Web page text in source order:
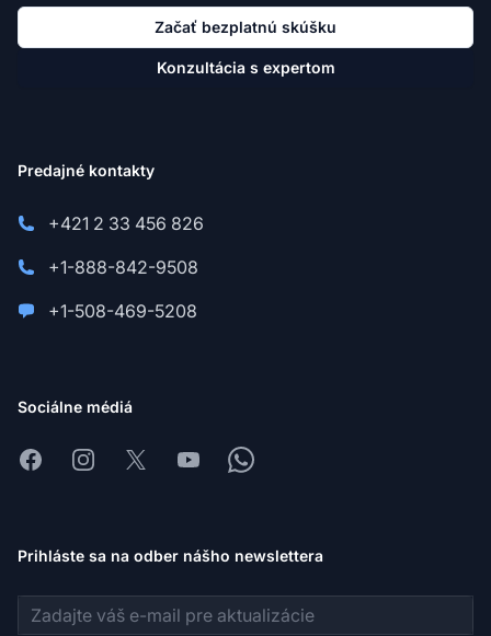
Začať bezplatnú skúšku
Konzultácia s expertom
Predajné kontakty
+421 2 33 456 826
+1-888-842-9508
+1-508-469-5208
Sociálne médiá
FacebookInstagram
X YoutubeWhatsapp
Prihláste sa na odber nášho newslettera
E-mailová adresa